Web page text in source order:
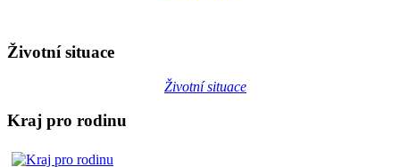
Životní situace
Životní situace
Kraj pro rodinu